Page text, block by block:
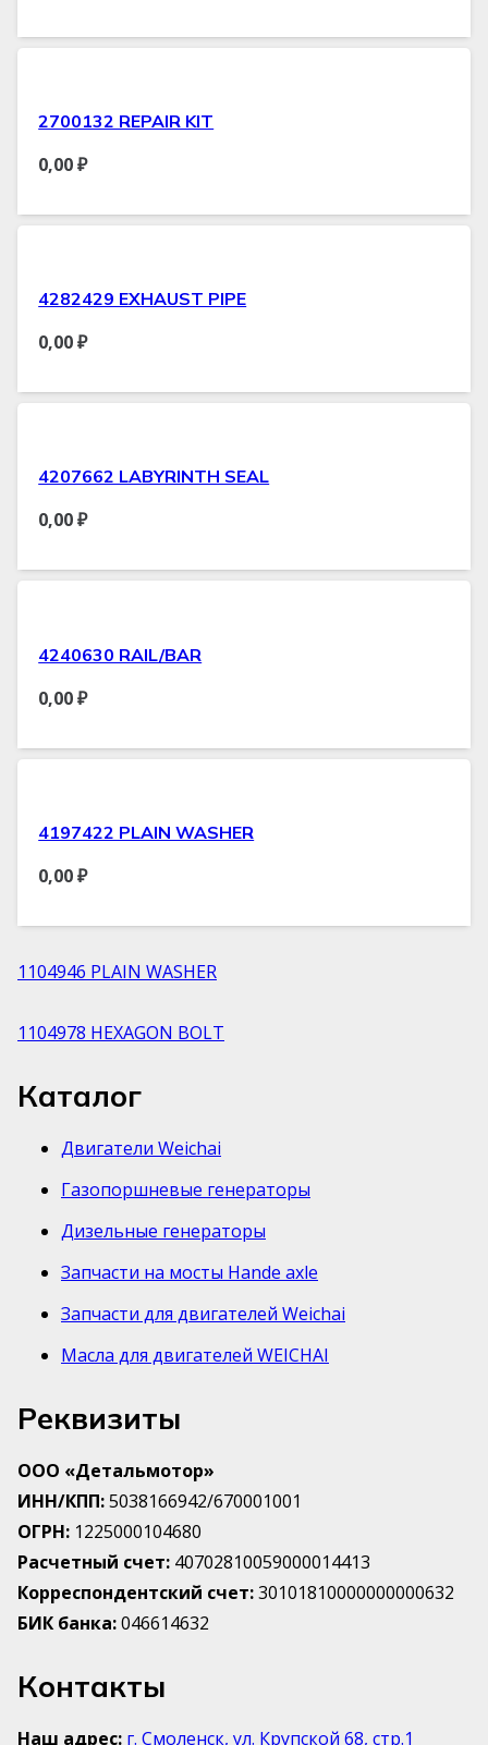
2700132 REPAIR KIT
0,00₽
4282429 EXHAUST PIPE
0,00₽
4207662 LABYRINTH SEAL
0,00₽
4240630 RAIL/BAR
0,00₽
4197422 PLAIN WASHER
0,00₽
1104946 PLAIN WASHER
1104978 HEXAGON BOLT
Каталог
Двигатели Weichai
Газопоршневые генераторы
Дизельные генераторы
Запчасти на мосты Hande axle
Запчасти для двигателей Weichai
Масла для двигателей WEICHAI
Реквизиты
ООО «Детальмотор»
ИНН/КПП:5038166942/670001001
ОГРН: 1225000104680
Расчетный счет: 40702810059000014413
Корреспондентский счет:30101810000000000632
БИК банка:046614632
Контакты
Наш адрес: г. Смоленск, ул. Крупской 68, стр.1